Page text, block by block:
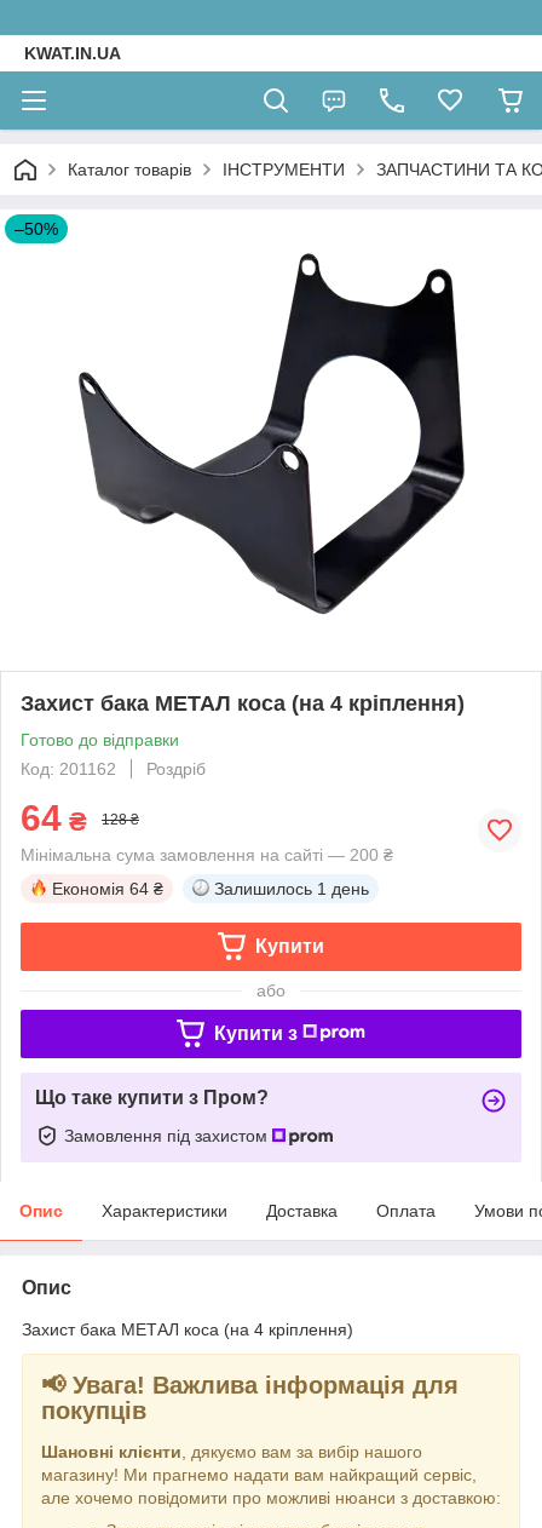
KWAT.IN.UA
Каталог товарів ІНСТРУМЕНТИ ЗАПЧАСТИНИ ТА
–50%
Захист бака МЕТАЛ коса (на 4 кріплення)
Готово до відправки
Код: 201162
Роздріб
64 ₴ 128 ₴
Мінімальна сума замовлення на сайті — 200 ₴
Економія 64 ₴ Залишилось 1 день
Купити
або
Купити з
Що таке купити з Пром?
Замовлення під захистом
Опис Характеристики Доставка Оплата Умови
Опис
Захист бака МЕТАЛ коса (на 4 кріплення)
📢 Увага! Важлива інформація для
покупців
Шановні клієнти, дякуємо вам за вибір нашого
магазину! Ми прагнемо надати вам найкращий сервіс,
але хочемо повідомити про можливі нюанси з доставкою: